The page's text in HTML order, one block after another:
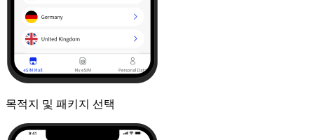
목적지 및 패키지 선택